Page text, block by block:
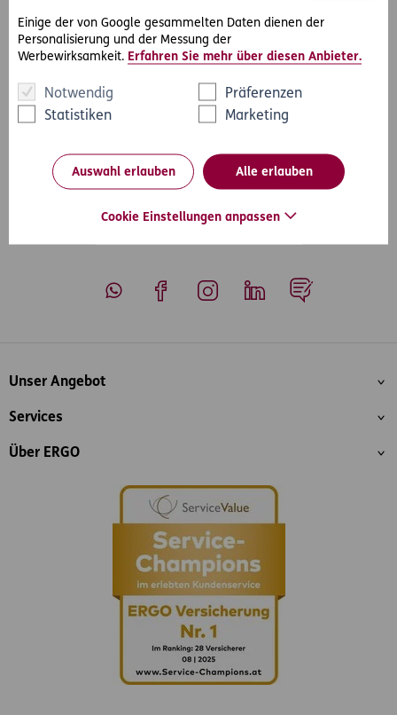
Einige der von Google gesammelten Daten dienen der
Personalisierung und der Messung der
Werbewirksamkeit. Erfahren Sie mehr über diesen Anbieter.
Notwendig
Präferenzen
Statistiken
Marketing
Auswahl erlauben Alle erlauben
Cookie Einstellungen anpassen
Hätte die Vermieterin nicht eingelenkt, wären Frau D. rund
500 spezialisierte D.A.S. Partneranwälte in ganz Österreich
zur Verfügung gestanden.
#Rechtsfälle #Wohnen & Vermieten
Inhaltsübersicht
Unser Angebot
Services
Über ERGO